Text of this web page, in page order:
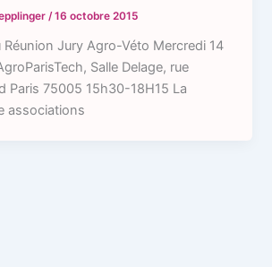
/16 octobre 2015
Jury Agro-Véto Mercredi 14
Salle Delage, rue
Paris 75005 15h30-18H15 La
associations